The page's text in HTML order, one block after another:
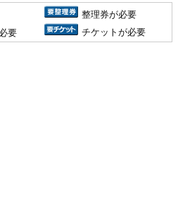
整理券が必要
要 チケットが必要